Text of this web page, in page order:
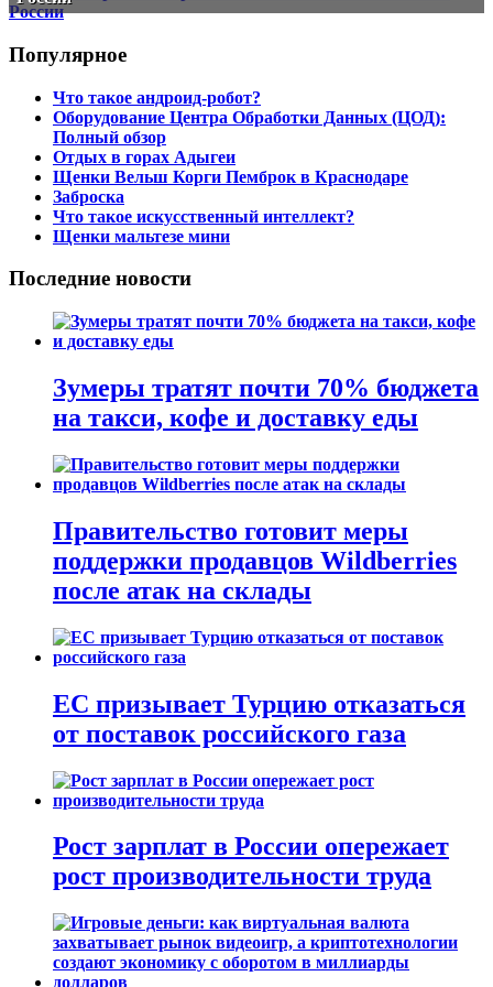
Популярное
Что такое андроид-робот?
Оборудование Центра Обработки Данных (ЦОД):
Полный обзор
Отдых в горах Адыгеи
Щенки Вельш Корги Пемброк в Краснодаре
Заброска
Что такое искусственный интеллект?
Щенки мальтезе мини
Последние новости
Зумеры тратят почти 70% бюджета
на такси, кофе и доставку еды
Правительство готовит меры
поддержки продавцов Wildberries
после атак на склады
ЕС призывает Турцию отказаться
от поставок российского газа
Рост зарплат в России опережает
рост производительности труда